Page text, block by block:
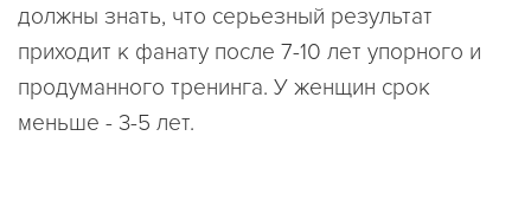
должны знать, что серьезный результат
приходит к фанату после 7-10 лет упорного и
продуманного тренинга. У женщин срок
меньше - 3-5 лет.